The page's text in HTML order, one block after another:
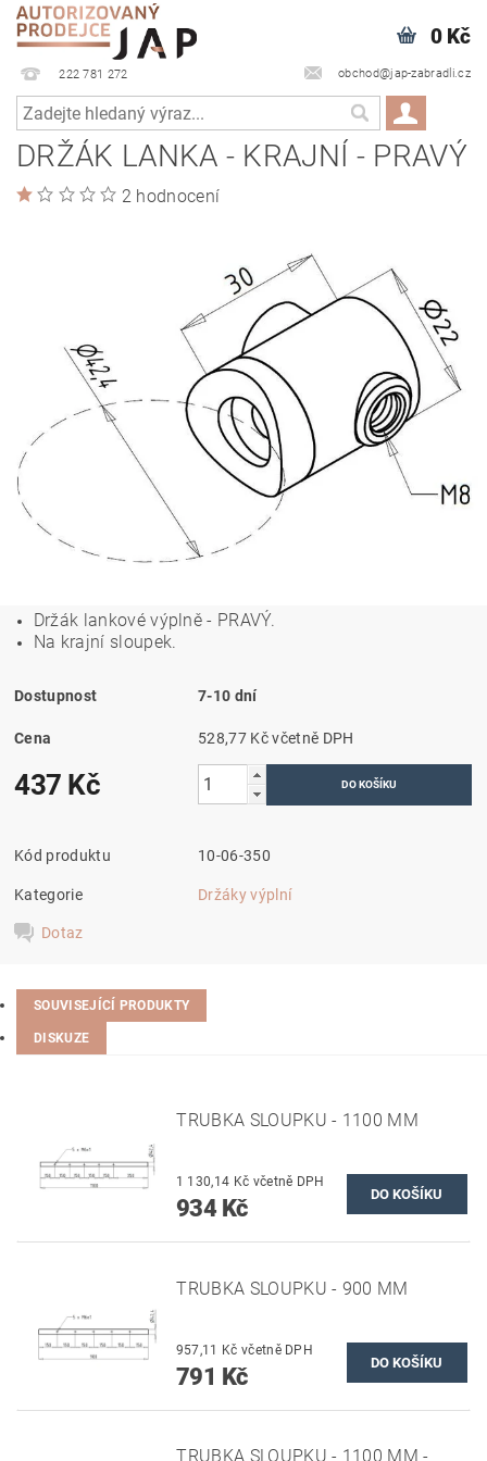
222 781 272 obchod@jap-zabradli.cz
0 Kč
DRŽÁK LANKA - KRAJNÍ - PRAVÝ
2 hodnocení
Držák lankové výplně - PRAVÝ.
Na krajní sloupek.
Dostupnost 7-10 dní
Cena 528,77 Kč včetně DPH
437 Kč
Kód produktu 10-06-350
Kategorie Držáky výplní
Dotaz
SOUVISEJÍCÍ PRODUKTY
DISKUZE
TRUBKA SLOUPKU - 1100 MM
1 130,14 Kč včetně DPH
934 Kč
TRUBKA SLOUPKU - 900 MM
957,11 Kč včetně DPH
791 Kč
TRUBKA SLOUPKU - 1100 MM -